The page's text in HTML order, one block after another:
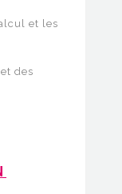
et les
des